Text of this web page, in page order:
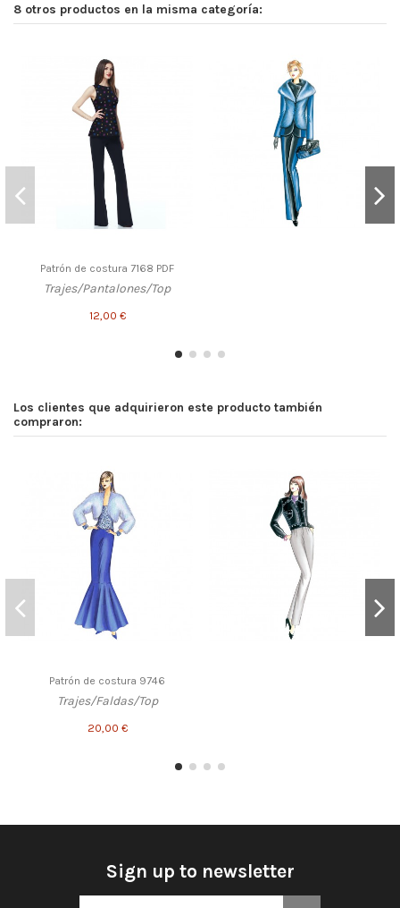
8 otros productos en la misma categoría:
Patrón de costura 7168 PDF
Trajes/Pantalones/Top
12,00 €
Los clientes que adquirieron este producto también
compraron:
Patrón de costura 9746
Trajes/Faldas/Top
20,00 €
Sign up to newsletter